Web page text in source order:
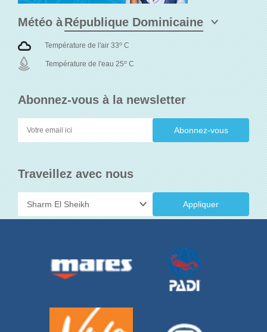
Abonnez-vous à la newsletter
Traveillez avec nous
Appliquer
Météo à
Température de l'air 33o C
Température de l'eau 25o C